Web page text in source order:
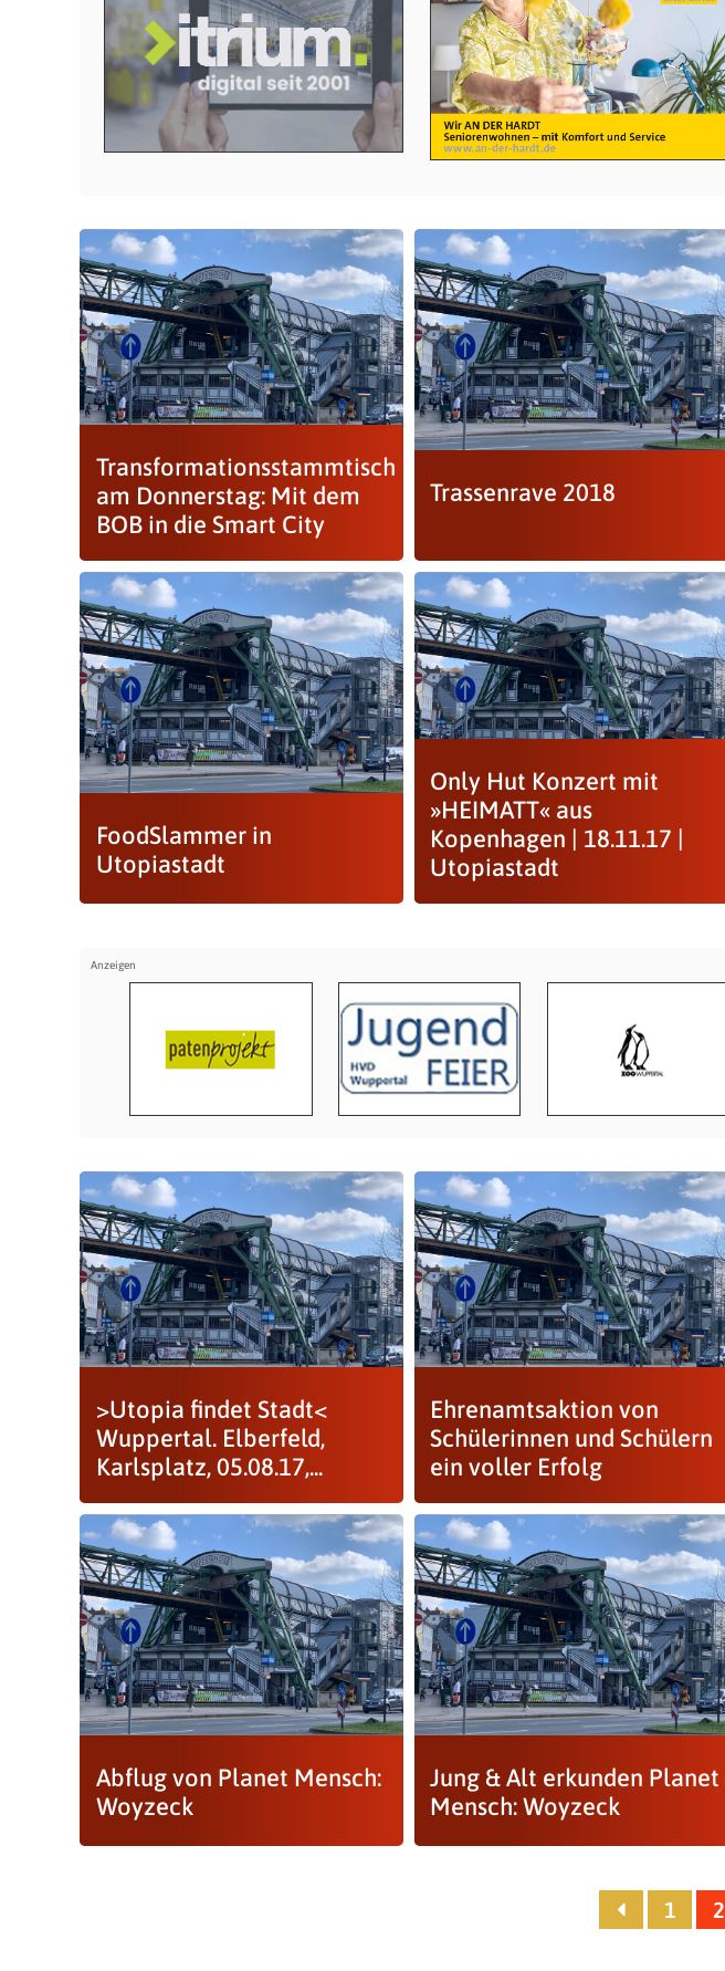
Transformationsstammtisch
am Donnerstag: Mit dem
BOB in die Smart City
Trassenrave 2018
FoodSlammer in
Utopiastadt
Only Hut Konzert mit
»HEIMATT« aus
Kopenhagen | 18.11.17 |
Utopiastadt
>Utopia findet Stadt<
Wuppertal. Elberfeld,
Karlsplatz, 05.08.17,...
Ehrenamtsaktion von
Schülerinnen und Schülern
ein voller Erfolg
Abflug von Planet Mensch:
Woyzeck
Jung & Alt erkunden Planet
Mensch: Woyzeck
1 2